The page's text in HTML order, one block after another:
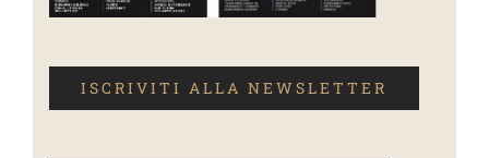
ISCRIVITI ALLA NEWSLETTER